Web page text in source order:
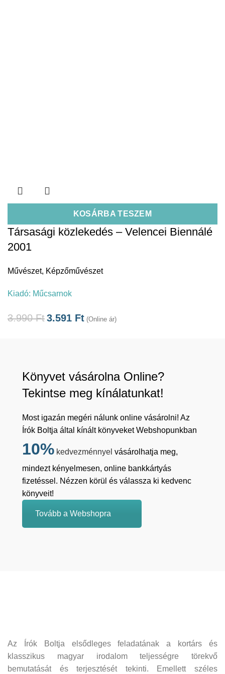
KOSÁRBA TESZEM
Társasági közlekedés – Velencei Biennálé
2001
Művészet, Képzőművészet
Kiadó: Műcsarnok
3.990Ft3.591 Ft (Online ár)
Könyvet vásárolna Online?
Tekintse meg kínálatunkat!
Most igazán megéri nálunk online vásárolni! Az
Írók Boltja által kínált könyveket Webshopunkban
10% kedvezménnyel vásárolhatja meg,
mindezt kényelmesen, online bankkártyás
fizetéssel. Nézzen körül és válassza ki kedvenc
könyveit!
Tovább a Webshopra
Az Írók Boltja elsődleges feladatának a kortárs és
klasszikus magyar irodalom teljességre törekvő
bemutatását és terjesztését tekinti. Emellett széles